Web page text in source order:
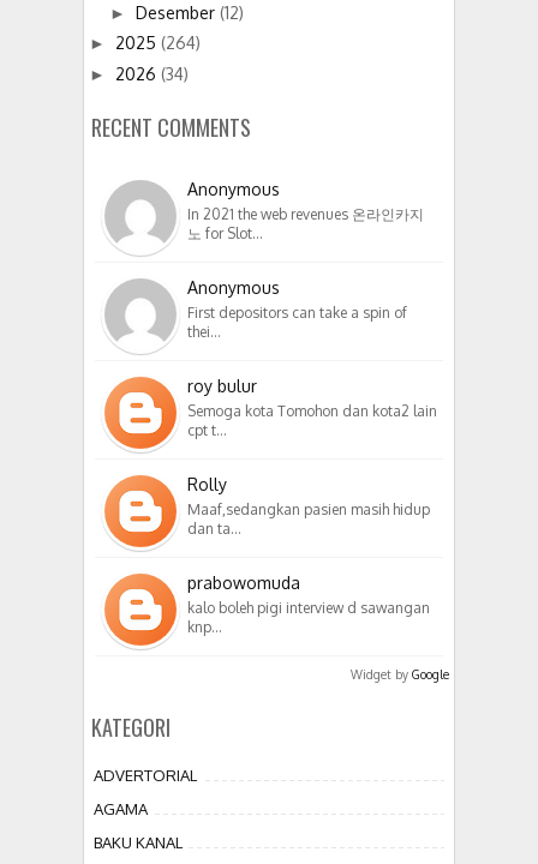
► Desember (12)
► 2025 (264)
► 2026 (34)
RECENT COMMENTS
Anonymous
In 2021 the web revenues 온라인카지
노 for Slot…
Anonymous
First depositors can take a spin of
thei…
roy bulur
Semoga kota Tomohon dan kota2 lain
cpt t…
Rolly
Maaf,sedangkan pasien masih hidup
dan ta…
prabowomuda
kalo boleh pigi interview d sawangan
knp…
Widget by Google
KATEGORI
ADVERTORIAL
AGAMA
BAKU KANAL